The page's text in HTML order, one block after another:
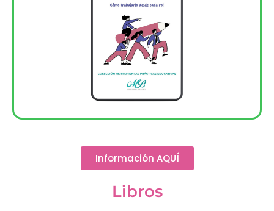
Información AQUÍ
Libros